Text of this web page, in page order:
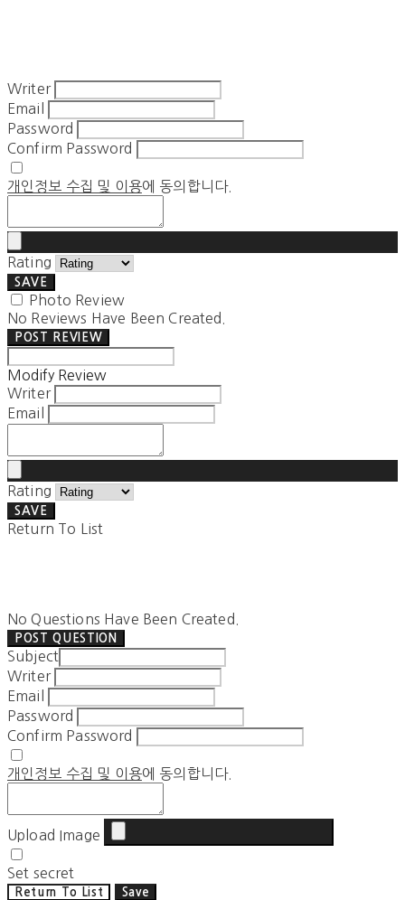
Writer
Email
Password
Confirm Password
개인정보 수집 및 이용에 동의합니다.
Rating
SAVE
Photo Review
No Reviews Have Been Created.
POST REVIEW
Modify Review
Writer
Email
Rating
SAVE
Return To List
No Questions Have Been Created.
POST QUESTION
Subject
Writer
Email
Password
Confirm Password
개인정보 수집 및 이용에 동의합니다.
Upload Image
Set secret
Return To List Save